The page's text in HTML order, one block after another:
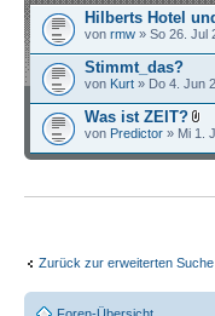
Hilberts Hotel
von rmw » So 26. Jul
Stimmt_das?
von Kurt » Do 4. Jun
Was ist ZEIT?
von Predictor » Mi 1.
Zurück zur erweiterten Suche